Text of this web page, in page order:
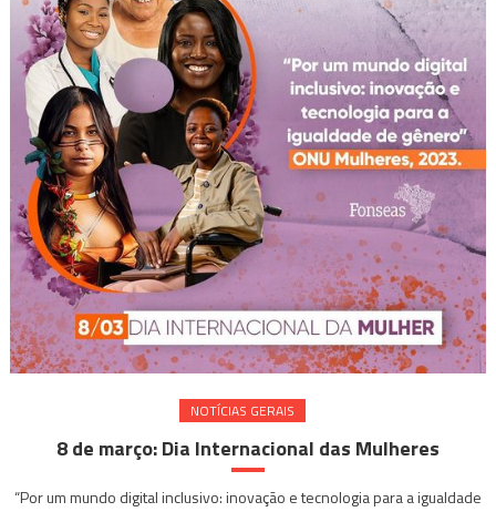
NOTÍ­CIAS GERAIS
8 de março: Dia Internacional das Mulheres
“Por um mundo digital inclusivo: inovação e tecnologia para a igualdade